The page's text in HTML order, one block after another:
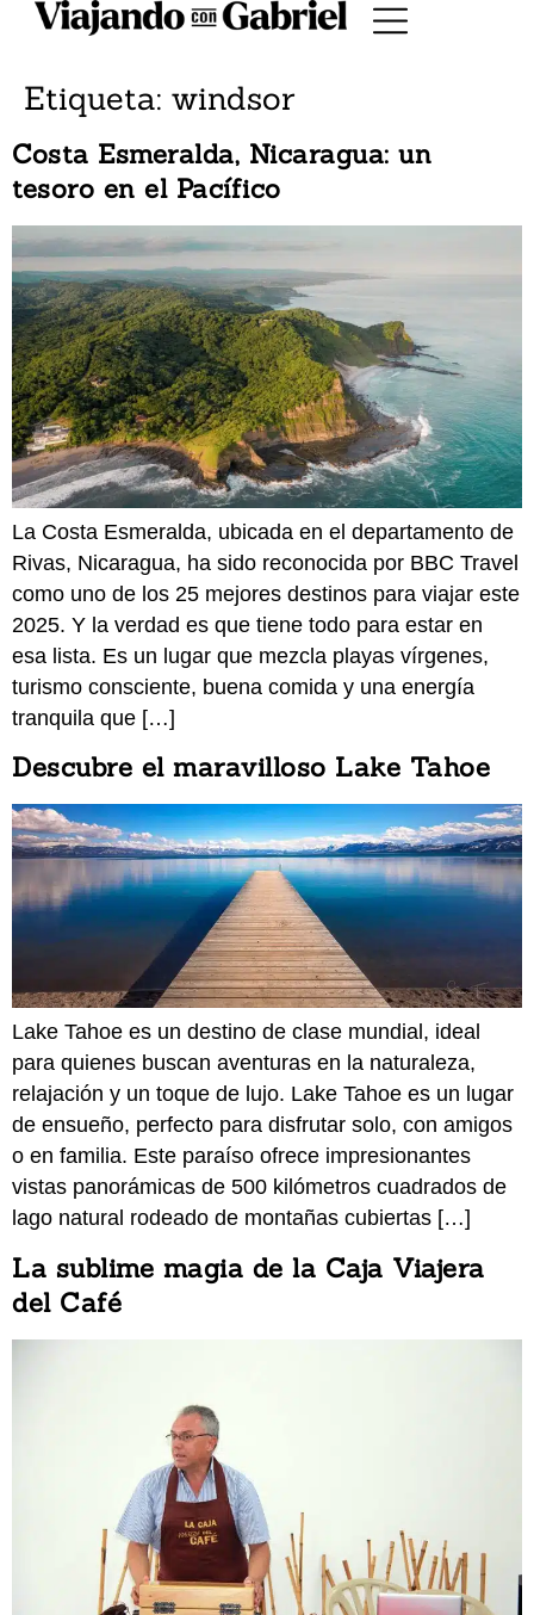
Etiqueta: windsor
Costa Esmeralda, Nicaragua: un
tesoro en el Pacífico
La Costa Esmeralda, ubicada en el departamento de
Rivas, Nicaragua, ha sido reconocida por BBC Travel
como uno de los 25 mejores destinos para viajar este
2025. Y la verdad es que tiene todo para estar en
esa lista. Es un lugar que mezcla playas vírgenes,
turismo consciente, buena comida y una energía
tranquila que […]
Descubre el maravilloso Lake Tahoe
Lake Tahoe es un destino de clase mundial, ideal
para quienes buscan aventuras en la naturaleza,
relajación y un toque de lujo. Lake Tahoe es un lugar
de ensueño, perfecto para disfrutar solo, con amigos
o en familia. Este paraíso ofrece impresionantes
vistas panorámicas de 500 kilómetros cuadrados de
lago natural rodeado de montañas cubiertas […]
La sublime magia de la Caja Viajera
del Café